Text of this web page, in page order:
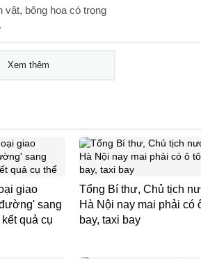
vật, bông hoa có trọng
Xem thêm
giao
sang
quả cụ
Tổng Bí thư, Chủ tịch
Hà Nội nay mai phải có
bay, taxi bay